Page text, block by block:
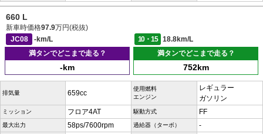
660 L
新車時価格97.9万円(税抜)
JC08
-km/L 10・15
18.8km/L
満タンでどこまで走る？
-km
満タンでどこまで走る？
752km
排気量 659cc
使用燃料
エンジン
レギュラー
ガソリン
ミッション フロア4AT 駆動方式 FF
最大出力 58ps/7600rpm 過給器（ターボ） -